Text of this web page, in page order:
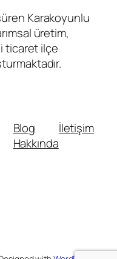
Karakoyunlu
üretim,
ticaret ilçe
Blog
Hakkında
İletişim